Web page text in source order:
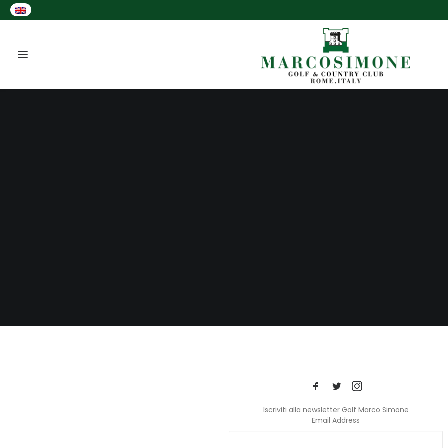
Iscriviti alla newsletter Golf Marco Simone
Email Address